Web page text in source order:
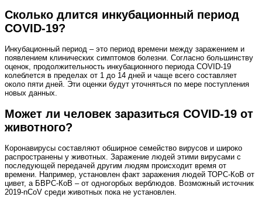
Сколько длится инкубационный период
COVID‑19?
Инкубационный период – это период времени между заражением и
появлением клинических симптомов болезни. Согласно большинству
оценок, продолжительность инкубационного периода COVID‑19
колеблется в пределах от 1 до 14 дней и чаще всего составляет
около пяти дней. Эти оценки будут уточняться по мере поступления
новых данных.
Может ли человек заразиться COVID-19 от
животного?
Коронавирусы составляют обширное семейство вирусов и широко
распространены у животных. Заражение людей этими вирусами с
последующей передачей другим людям происходит время от
времени. Например, установлен факт заражения людей ТОРС‑КоВ от
цивет, а БВРС‑КоВ – от одногорбых верблюдов. Возможный источник
2019‑nCoV среди животных пока не установлен.